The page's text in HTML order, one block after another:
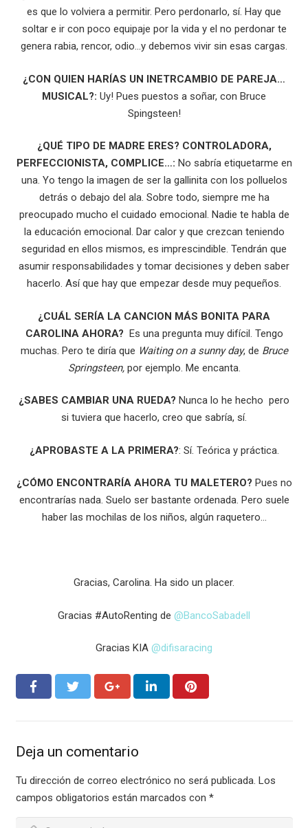
es que lo volviera a permitir. Pero perdonarlo, sí. Hay que
soltar e ir con poco equipaje por la vida y el no perdonar te
genera rabia, rencor, odio…y debemos vivir sin esas cargas.
¿CON QUIEN HARÍAS UN INETRCAMBIO DE PAREJA…
MUSICAL?: Uy! Pues puestos a soñar, con Bruce
Spingsteen!
¿QUÉ TIPO DE MADRE ERES? CONTROLADORA,
PERFECCIONISTA, COMPLICE…: No sabría etiquetarme en
una. Yo tengo la imagen de ser la gallinita con los polluelos
detrás o debajo del ala. Sobre todo, siempre me ha
preocupado mucho el cuidado emocional. Nadie te habla de
la educación emocional. Dar calor y que crezcan teniendo
seguridad en ellos mismos, es imprescindible. Tendrán que
asumir responsabilidades y tomar decisiones y deben saber
hacerlo. Así que hay que empezar desde muy pequeños.
¿CUÁL SERÍA LA CANCION MÁS BONITA PARA
CAROLINA AHORA? Es una pregunta muy difícil. Tengo
muchas. Pero te diría que Waiting on a sunny day, de Bruce
Springsteen,por ejemplo. Me encanta.
¿SABES CAMBIAR UNA RUEDA? Nunca lo he hecho pero
si tuviera que hacerlo, creo que sabría, sí.
¿APROBASTE A LA PRIMERA?: Sí. Teórica y práctica.
¿CÓMO ENCONTRARÍA AHORA TU MALETERO? Pues no
encontrarías nada. Suelo ser bastante ordenada. Pero suele
haber las mochilas de los niños, algún raquetero…
Gracias, Carolina. Ha sido un placer.
Gracias #AutoRenting de @BancoSabadell
Gracias KIA @difisaracing
Deja un comentario
Tu dirección de correo electrónico no será publicada. Los
campos obligatorios están marcados con *